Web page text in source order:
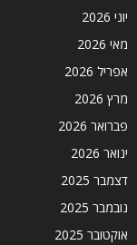
יוני 2026
מאי 2026
אפריל 2026
מרץ 2026
פברואר 2026
ינואר 2026
דצמבר 2025
נובמבר 2025
אוקטובר 2025